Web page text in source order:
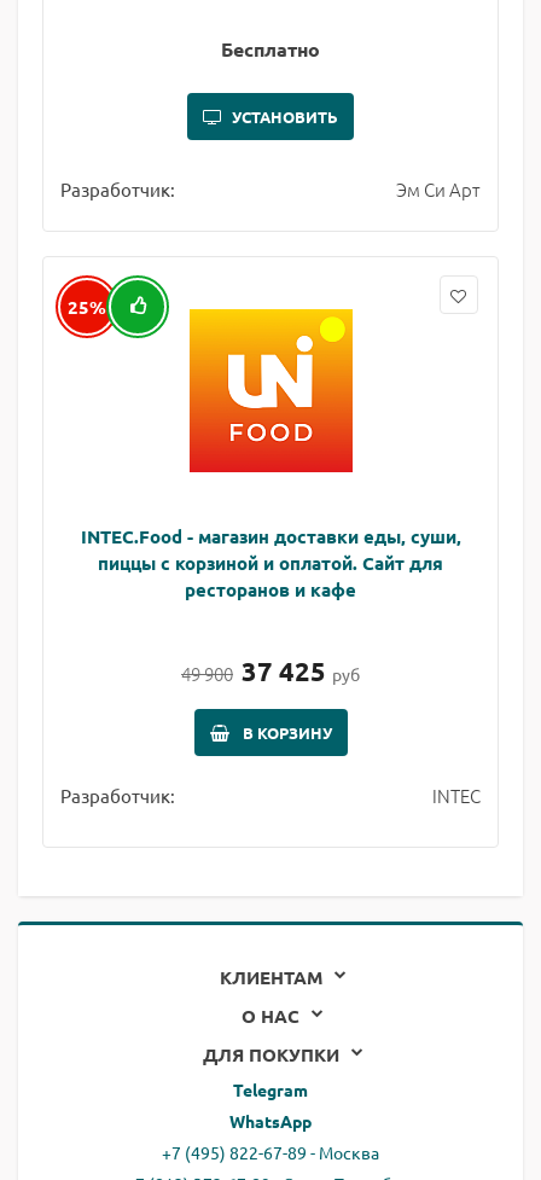
Бесплатно
УСТАНОВИТЬ
Разработчик: Эм Си Арт
25%
INTEC.Food - магазин доставки еды, суши,
пиццы с корзиной и оплатой. Сайт для
ресторанов и кафе
49 900 37 425 руб
В КОРЗИНУ
Разработчик: INTEC
КЛИЕНТАМ
О НАС
ДЛЯ ПОКУПКИ
Telegram
WhatsApp
+7 (495) 822-67-89 - Москва